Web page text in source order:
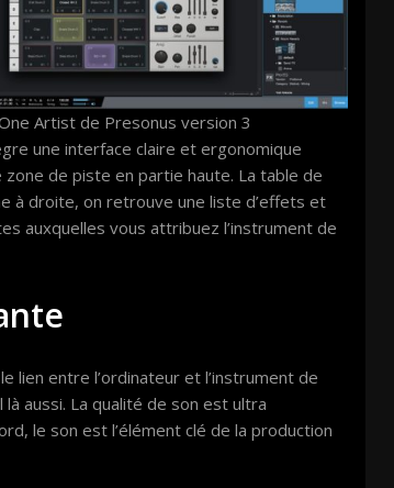
Artist de Presonus version 3
une interface claire et ergonomique
zone de piste en partie haute. La table de
à droite, on retrouve une liste d’effets et
auxquelles vous attribuez l’instrument de
lien entre l’ordinateur et l’instrument de
aussi. La qualité de son est ultra
le son est l’élément clé de la production